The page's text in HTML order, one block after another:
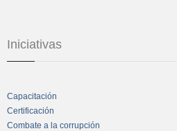
Iniciativas
Capacitación
Certificación
Combate a la corrupción